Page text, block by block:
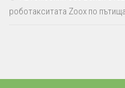
роботакситата Zoox по